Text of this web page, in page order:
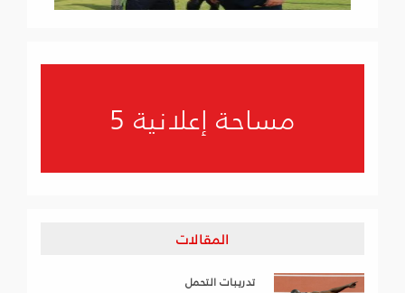
مساحة إعلانية 5
المقالات
تدريبات التحمل